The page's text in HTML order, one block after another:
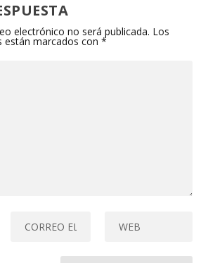
electrónico no será publicada. Los
están marcados con*